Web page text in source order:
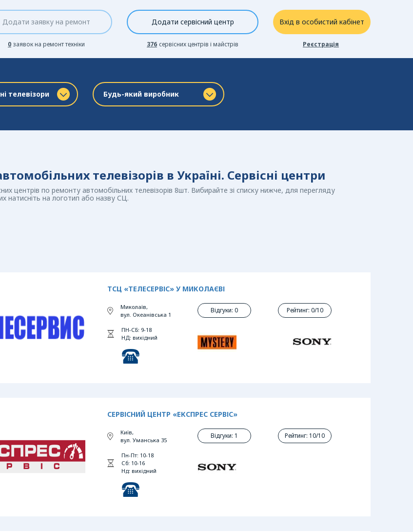
Додати заявку на ремонт
0 заявок на ремонт техніки
Додати сервісний центр
376 сервісних центрів і майстрів
Вхід в особистий кабінет
Реєстрація
телевізори Будь-який виробник
телевізорів в Україні. Сервісні центри
центрів по ремонту автомобільних телевізорів 8шт. Вибирайте зі списку нижче, для перегляду
натисніть на логотип або назву СЦ.
ТСЦ «ТЕЛЕСЕРВІС» У МИКОЛАЄВІ
Миколаїв,
вул. Океанівська 1
ПН-СБ: 9-18
НД: вихідний
Відгуки: 0 Рейтинг: 0/10
СЕРВІСНИЙ ЦЕНТР «ЕКСПРЕС СЕРВІС»
Київ,
вул. Уманська 35
Пн-Пт: 10-18
Сб: 10-16
Нд: вихідний
Відгуки: 1 Рейтинг: 10/10